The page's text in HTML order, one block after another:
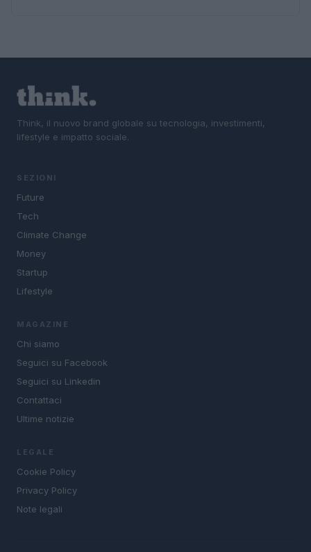
Think, il nuovo brand globale su tecnologia, investimenti,
lifestyle e impatto sociale.
SEZIONI
Future
Tech
Climate Change
Money
Startup
Lifestyle
MAGAZINE
Chi siamo
Seguici su Facebook
Seguici su Linkedin
Contattaci
Ultime notizie
LEGALE
Cookie Policy
Privacy Policy
Note legali